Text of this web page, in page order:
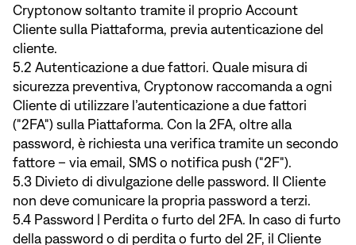
Cryptonow soltanto tramite il proprio Account
Cliente sulla Piattaforma, previa autenticazione del
cliente.
5.2 Autenticazione a due fattori. Quale misura di
sicurezza preventiva, Cryptonow raccomanda a ogni
Cliente di utilizzare l’autenticazione a due fattori
("2FA") sulla Piattaforma. Con la 2FA, oltre alla
password, è richiesta una verifica tramite un secondo
fattore – via email, SMS o notifica push ("2F").
5.3 Divieto di divulgazione delle password. Il Cliente
non deve comunicare la propria password a terzi.
5.4 Password | Perdita o furto del 2FA. In caso di furto
della password o di perdita o furto del 2F, il Cliente